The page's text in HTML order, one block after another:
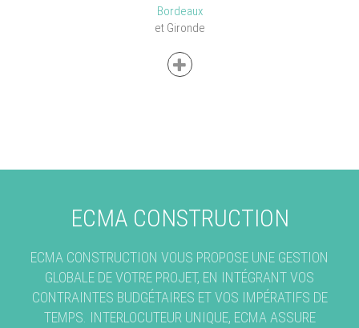
Bordeaux
et Gironde
ECMA CONSTRUCTION
ECMA CONSTRUCTION VOUS PROPOSE UNE GESTION
GLOBALE DE VOTRE PROJET, EN INTÉGRANT VOS
CONTRAINTES BUDGÉTAIRES ET VOS IMPÉRATIFS DE
TEMPS. INTERLOCUTEUR UNIQUE, ECMA ASSURE